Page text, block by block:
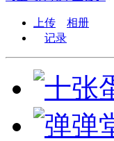
上传
相册
记录